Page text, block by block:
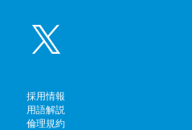
Facebook
採用情報
用語解説
倫理規約